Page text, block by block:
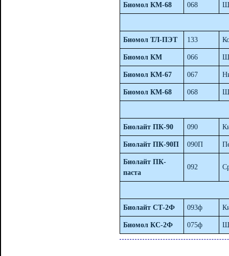
Биомол КМ-68 068
Биомол ТЛ-ПЭТ 133
Биомол КМ 066
Биомол КМ-67 067
Биомол КМ-68 068
Биолайт ПК-90 090
Биолайт ПК-90П 090П
Биолайт ПК-
паста
092
Биолайт СТ-2Ф 093ф
Биомол КС-2Ф 075ф